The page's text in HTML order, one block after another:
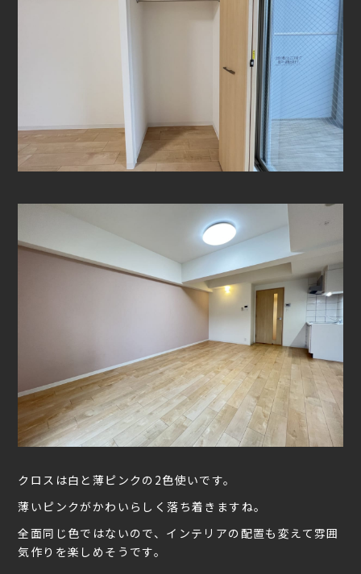
クロスは白と薄ピンクの2色使いです。
薄いピンクがかわいらしく落ち着きますね。
全面同じ色ではないので、インテリアの配置も変えて雰囲
気作りを楽しめそうです。